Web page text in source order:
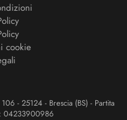
cookie
- 25124 - Brescia (BS) - Partita
04233900986